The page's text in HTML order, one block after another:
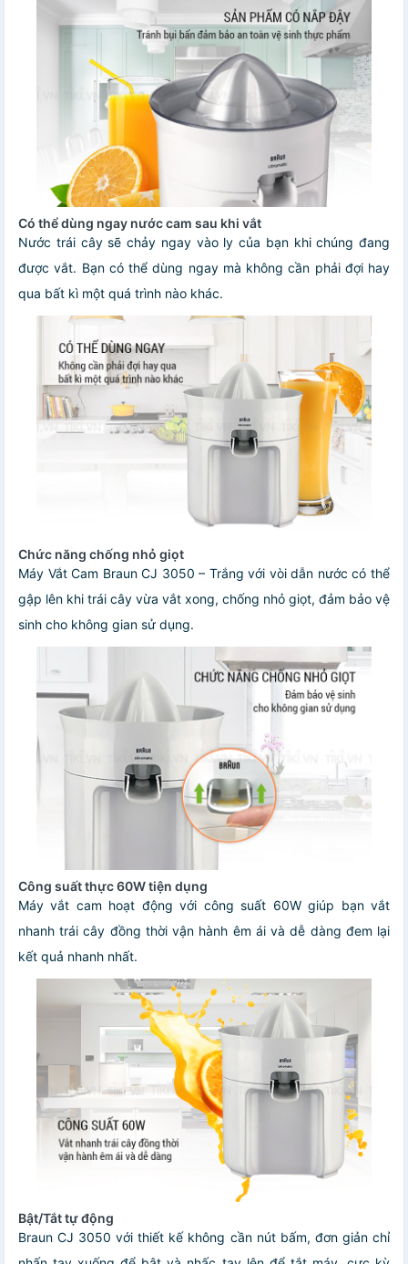
Có thể dùng ngay nước cam sau khi vắt
Nước trái cây sẽ chảy ngay vào ly của bạn khi chúng đang
được vắt. Bạn có thể dùng ngay mà không cần phải đợi hay
qua bất kì một quá trình nào khác.
Chức năng chống nhỏ giọt
Máy Vắt Cam Braun CJ 3050 – Trắng với vòi dẫn nước có thể
gập lên khi trái cây vừa vắt xong, chống nhỏ giọt, đảm bảo vệ
sinh cho không gian sử dụng.
Công suất thực 60W tiện dụng
Máy vắt cam hoạt động với công suất 60W giúp bạn vắt
nhanh trái cây đồng thời vận hành êm ái và dễ dàng đem lại
kết quả nhanh nhất.
Bật/Tắt tự động
Braun CJ 3050 với thiết kế không cần nút bấm, đơn giản chỉ